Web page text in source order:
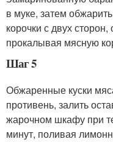
в муке, затем
корочки с двух
прокалывая мясную
Шаг 5
Обжаренные куски
противень, залить
жарочном шкафу при
минут, поливая